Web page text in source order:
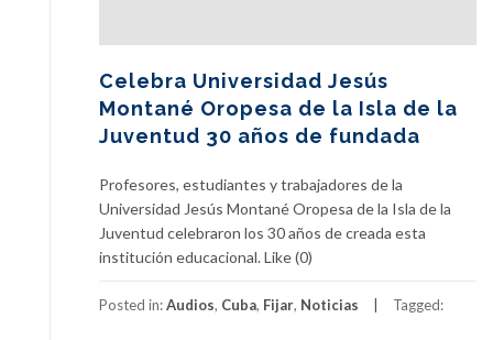
Celebra Universidad Jesús
Montané Oropesa de la Isla de la
Juventud 30 años de fundada
Profesores, estudiantes y trabajadores de la
Universidad Jesús Montané Oropesa de la Isla de la
Juventud celebraron los 30 años de creada esta
institución educacional. Like (0)
Posted in:Audios, Cuba, Fijar, Noticias Tagged: